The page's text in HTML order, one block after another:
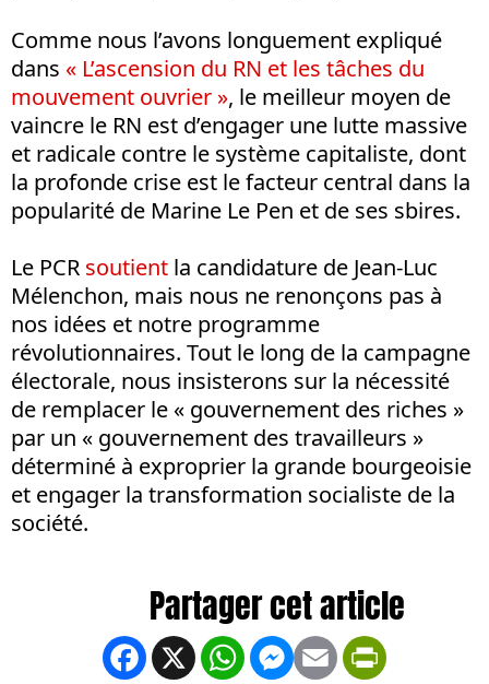
Comme nous l’avons longuement expliqué
dans « L’ascension du RN et les tâches du
mouvement ouvrier », le meilleur moyen de
vaincre le RN est d’engager une lutte massive
et radicale contre le système capitaliste, dont
la profonde crise est le facteur central dans la
popularité de Marine Le Pen et de ses sbires.
Le PCR soutient la candidature de Jean-Luc
Mélenchon, mais nous ne renonçons pas à
nos idées et notre programme
révolutionnaires. Tout le long de la campagne
électorale, nous insisterons sur la nécessité
de remplacer le « gouvernement des riches »
par un « gouvernement des travailleurs »
déterminé à exproprier la grande bourgeoisie
et engager la transformation socialiste de la
société.
Facebook
X WhatsApp
Messenger
Email